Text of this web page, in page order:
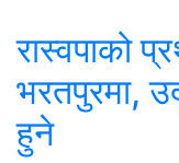
रास्वपाको
भरतपुरमा,
हुने